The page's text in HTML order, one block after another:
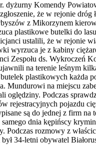
dyżurny Komendy
że w rejonie dróg
z Mikorzynem
plastikowe butelki do
ustalili, że w rejonie
wyrzuca je z kabiny
Zespołu ds. Wykroczeń
na terenie leśnym
plastikowych każda
Mundurowi na miejscu
oględziny. Podczas
rejestracyjnych pojazdu
są do jednej z firm na
samego dnia kępińscy
Podczas rozmowy z
34-letni obywatel